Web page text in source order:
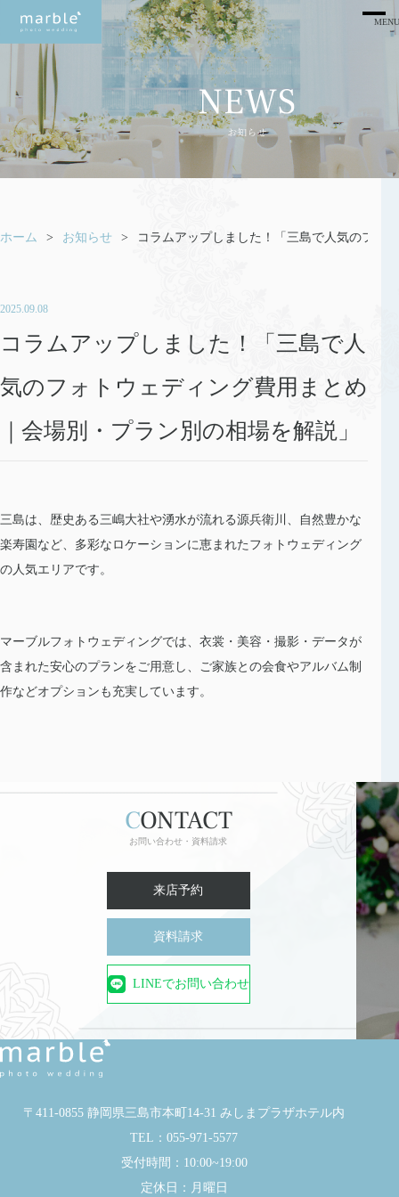
ホーム お知らせ コラムアップしました！「三島で人気のフォ
2025.09.08
コラムアップしました！「三島で人
気のフォトウェディング費用まとめ
｜会場別・プラン別の相場を解説」
三島は、歴史ある三嶋大社や湧水が流れる源兵衛川、自然豊かな
楽寿園など、多彩なロケーションに恵まれたフォトウェディング
の人気エリアです。
マーブルフォトウェディングでは、衣裳・美容・撮影・データが
含まれた安心のプランをご用意し、ご家族との会食やアルバム制
作などオプションも充実しています。
CONTACT
お問い合わせ・資料請求
来店予約
資料請求
LINEでお問い合わせ
〒411-0855 静岡県三島市本町14-31 みしまプラザホテル内
TEL：055-971-5577
受付時間：10:00~19:00
定休日：月曜日